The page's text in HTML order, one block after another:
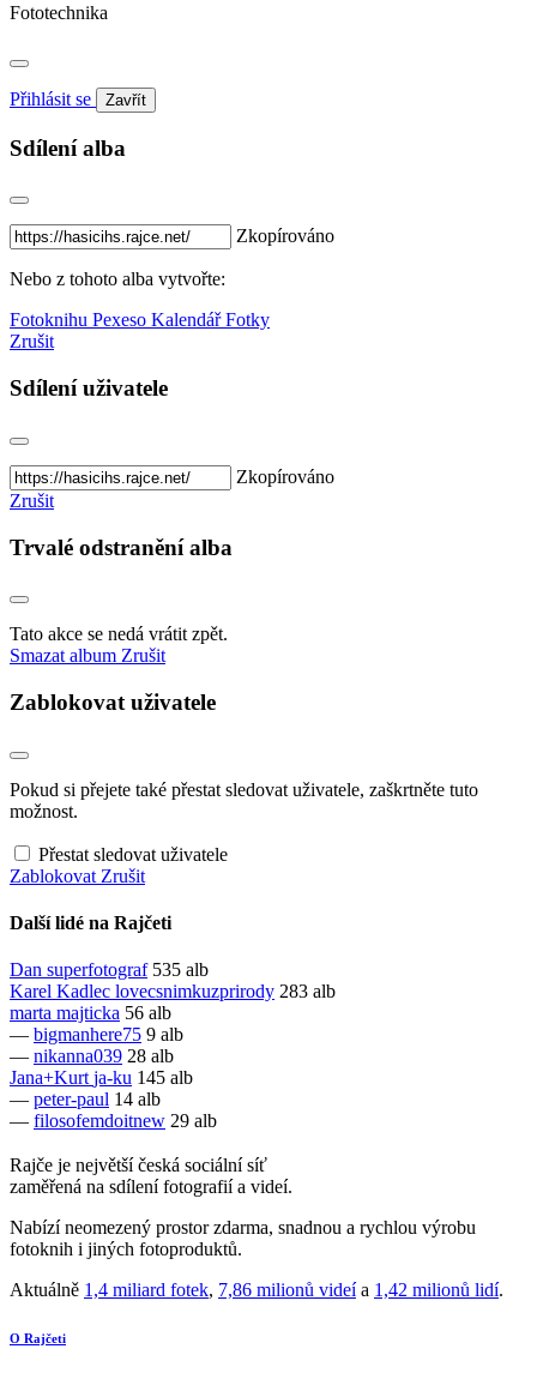
Fototechnika
Přihlásit se Zavřít
Sdílení alba
Zkopírováno
Nebo z tohoto alba vytvořte:
Fotoknihu Pexeso KalendářFotky
Zrušit
Sdílení uživatele
Zkopírováno
Zrušit
Trvalé odstranění alba
Tato akce se nedá vrátit zpět.
Smazat album Zrušit
Zablokovat uživatele
Pokud si přejete také přestat sledovat uživatele, zaškrtněte tuto
možnost.
Přestat sledovat uživatele
Zablokovat Zrušit
Další lidé na Rajčeti
Dan superfotograf 535 alb
Karel Kadlec lovecsnimkuzprirody 283 alb
marta majticka 56 alb
— bigmanhere75 9 alb
— nikanna039 28 alb
Jana+Kurt ja-ku 145 alb
— peter-paul 14 alb
— filosofemdoitnew 29 alb
Rajče je největší česká sociální síť
zaměřená na sdílení fotografií a videí.
Nabízí neomezený prostor zdarma, snadnou a rychlou výrobu
fotoknih i jiných fotoproduktů.
Aktuálně 1,4 miliard fotek, 7,86 milionů videía 1,42 milionů lidí.
O Rajčeti